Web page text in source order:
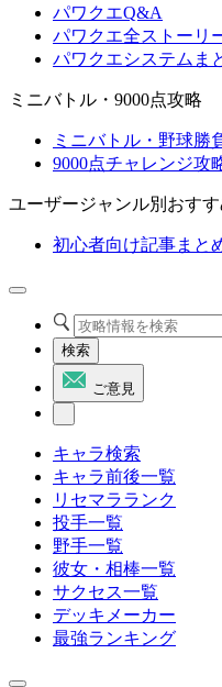
パワクエQ&A
パワクエ全ストーリ
パワクエシステムま
ミニバトル・9000点攻略
ミニバトル・野球勝
9000点チャレンジ攻
ユーザージャンル別おす
初心者向け記事まと
検索
ご意見
キャラ検索
キャラ前後一覧
リセマラランク
投手一覧
野手一覧
彼女・相棒一覧
サクセス一覧
デッキメーカー
最強ランキング